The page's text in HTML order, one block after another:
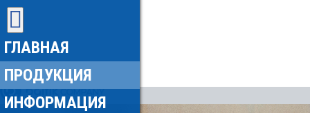
ГЛАВНАЯ
ПРОДУКЦИЯ
ИНФОРМАЦИЯ